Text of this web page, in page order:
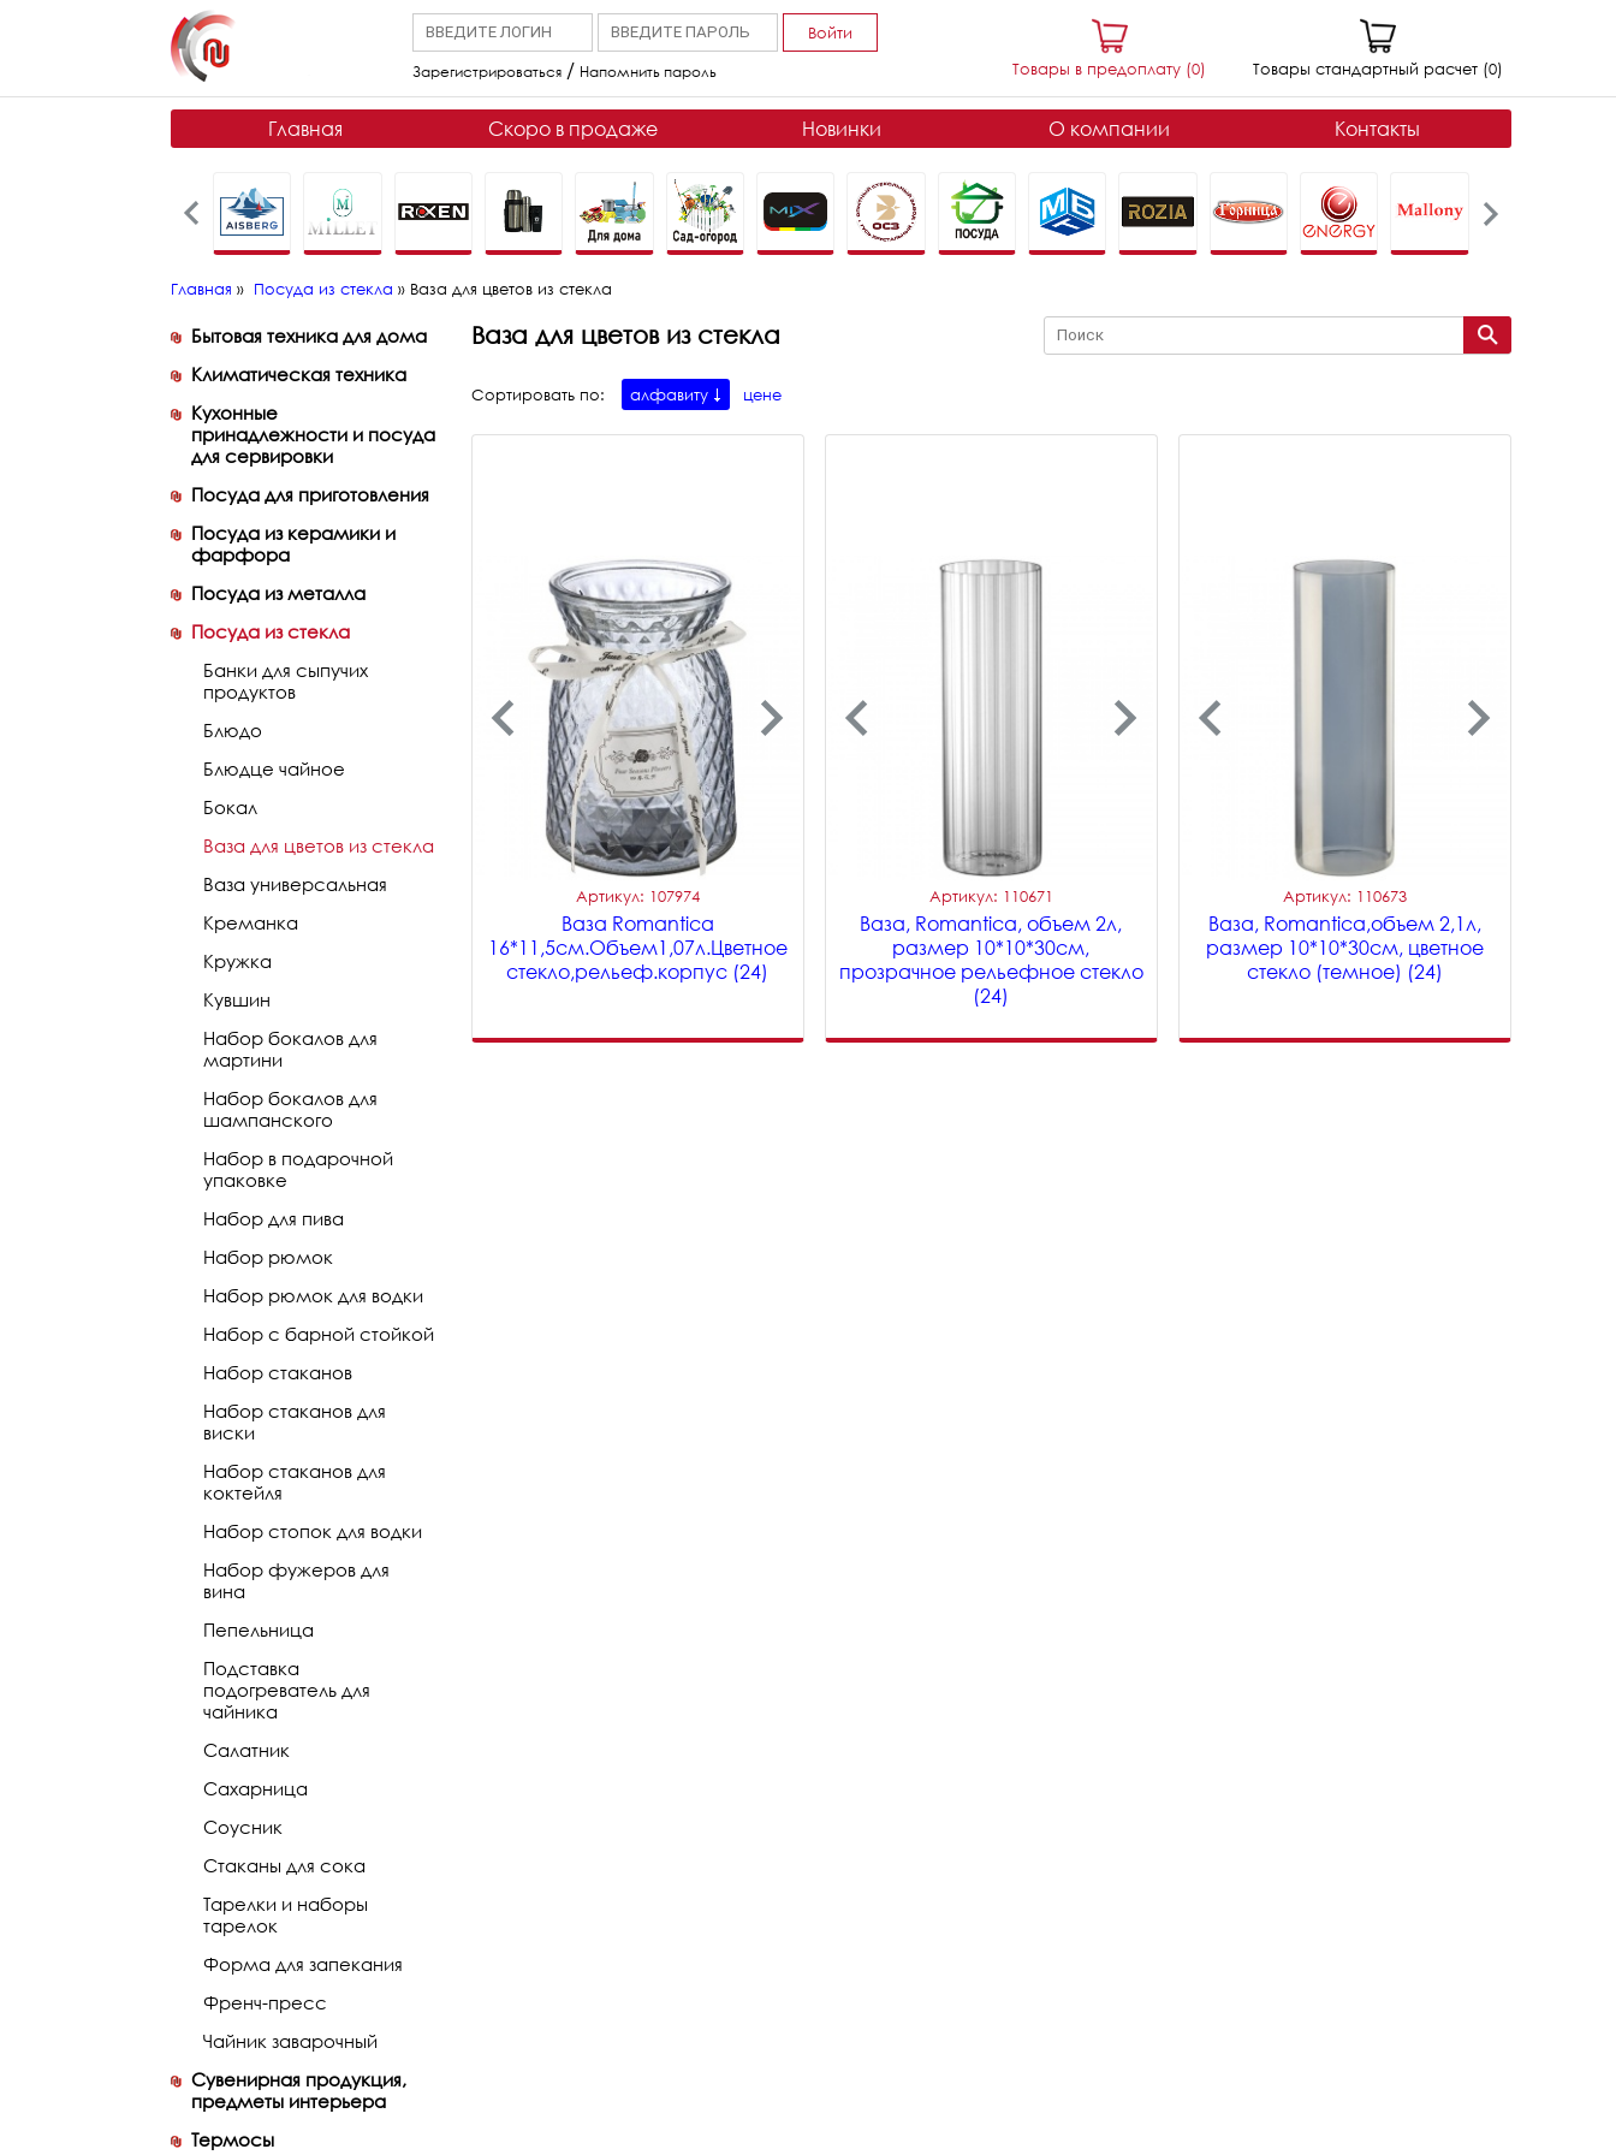
Войти
Зарегистрироваться / Напомнить пароль Товары в предоплату (0) Товары стандартный расчет (0)
Главная Скоро в продаже Новинки О компании Контакты
Главная » Посуда из стекла » Ваза для цветов из стекла
Бытовая техника для дома
Климатическая техника
Кухонные
принадлежности и посуда
для сервировки
Посуда для приготовления
Посуда из керамики и
фарфора
Посуда из металла
Посуда из стекла
Банки для сыпучих
продуктов
Блюдо
Блюдце чайное
Бокал
Ваза для цветов из стекла
Ваза универсальная
Креманка
Кружка
Кувшин
Набор бокалов для
мартини
Набор бокалов для
шампанского
Набор в подарочной
упаковке
Набор для пива
Набор рюмок
Набор рюмок для водки
Набор с барной стойкой
Набор стаканов
Набор стаканов для
виски
Набор стаканов для
коктейля
Набор стопок для водки
Набор фужеров для
вина
Пепельница
Подставка
подогреватель для
чайника
Салатник
Сахарница
Соусник
Стаканы для сока
Тарелки и наборы
тарелок
Форма для запекания
Френч-пресс
Чайник заварочный
Сувенирная продукция,
предметы интерьера
Термосы
Ваза для цветов из стекла
Сортировать по: алфавиту цене
Артикул: 107974
Ваза Romantica
16*11,5см.Объем1,07л.Цветное
стекло,рельеф.корпус (24)
Артикул: 110671
Ваза, Romantica, объем 2л,
размер 10*10*30см,
прозрачное рельефное стекло
(24)
Артикул: 110673
Ваза, Romantica,объем 2,1л,
размер 10*10*30см, цветное
стекло (темное) (24)